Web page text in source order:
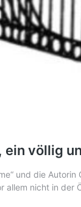
ein völlig
und die
allem nicht in